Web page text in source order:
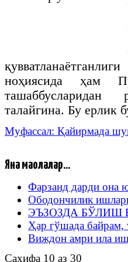
ноҳиясида ҳам
ташаббусларидан
талайгина. Бу ерлик
Муфассал: Қайирмада
Яна мақолалар...
Фарзанд дарди она
Ободончилик
ЭЪЗОЗДА БЎЛИШ
Ҳар гўшада байрам,
Виждон амри ила
Саҳифа 10 аз 30